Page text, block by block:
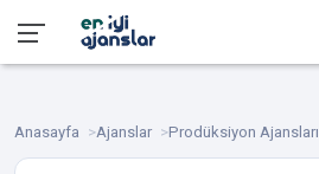
Anasayfa Ajanslar Prodüksiyon Ajansları